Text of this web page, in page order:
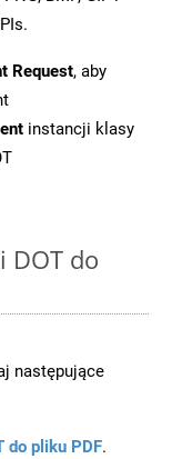
Request, aby
instancji klasy
DOT do
następujące
do pliku PDF.